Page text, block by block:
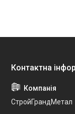
СтройГрандМетал